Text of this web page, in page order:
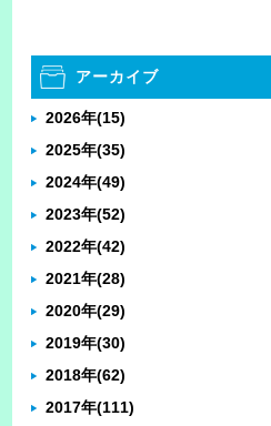
アーカイブ
2026年(15)
2025年(35)
2024年(49)
2023年(52)
2022年(42)
2021年(28)
2020年(29)
2019年(30)
2018年(62)
2017年(111)